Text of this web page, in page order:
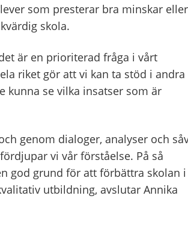
som presterar bra minskar eller
skola.
är en prioriterad fråga i vårt
riket gör att vi kan ta stöd i andra
kunna se vilka insatser som är
genom dialoger, analyser och
fördjupar vi vår förståelse. På så
god grund för att förbättra skolan i
utbildning, avslutar Annika